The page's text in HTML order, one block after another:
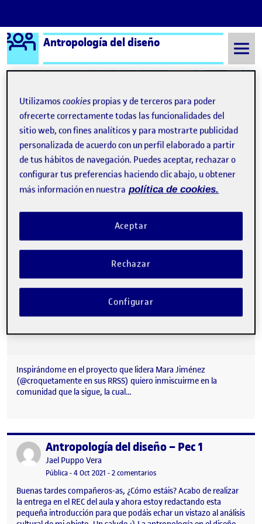
Saltar al contenido
Logo Ágora
Antropología del diseño
Semestre 20211 - Aula 1 Jael Puppo Vera
Jael Puppo Vera
Publicado por
Publicado por
Jael Puppo Vera
Inspirándome en el proyecto que lidera Mara Jiménez
(@croquetamente en sus RRSS) quiero inmiscuirme en la
comunidad que la sigue, la cual…
Publicado porAntropología del diseño – Pec 1
Publicado por
Jael Puppo Vera
Visibilidad:
Pública-Fecha de publicación
4 Oct 2021 -2 comentariosen Antropología del diseño – Pec
Buenas tardes compañeros-as, ¿Cómo estáis? Acabo de realizar
la entrega en el REC del aula y ahora estoy redactando esta
pequeña introducción para que podáis echar un vistazo al análisis
Utilizamoscookies propias y de terceros para poder
ofrecerte correctamente todas las funcionalidades del
sitio web, con fines analíticos y para mostrarte publicidad
personalizada de acuerdo con un perfil elaborado a partir
de tus hábitos de navegación. Puedes aceptar, rechazar o
configurar tus preferencias haciendo clic abajo, u obtener
más información en nuestra política de cookies.
Rechazar
Aceptar
Configurar